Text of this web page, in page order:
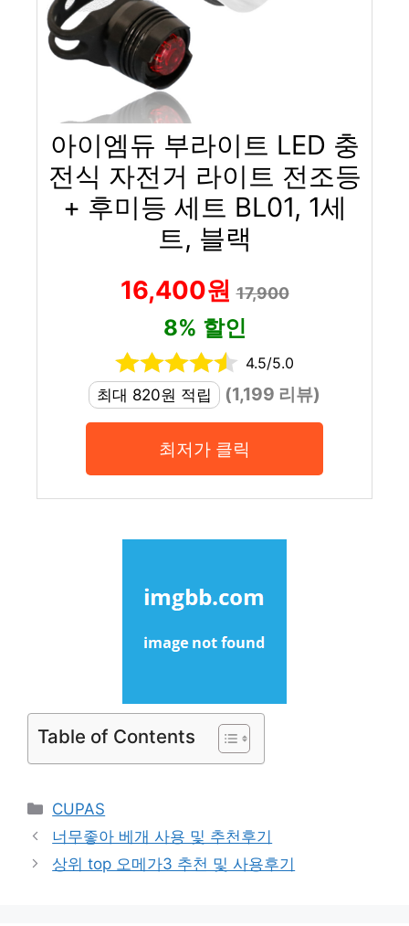
아이엠듀 부라이트 LED 충
전식 자전거 라이트 전조등
+ 후미등 세트 BL01, 1세
트, 블랙
16,400원17,900
8% 할인
4.5/5.0
최대 820원 적립
(1,199 리뷰)
최저가 클릭
Table of Contents
Categories
CUPAS
너무좋아 베개 사용 및 추천후기
상위 top 오메가3 추천 및 사용후기